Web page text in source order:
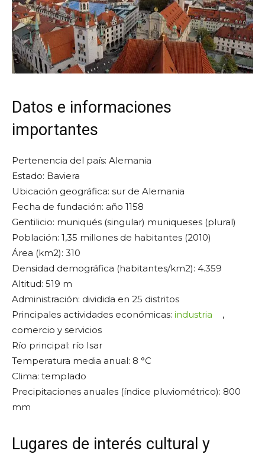
Datos e informaciones
importantes
Pertenencia del país: Alemania
Estado: Baviera
Ubicación geográfica: sur de Alemania
Fecha de fundación: año 1158
Gentilicio: muniqués (singular) muniqueses (plural)
Población: 1,35 millones de habitantes (2010)
Área (km2): 310
Densidad demográfica (habitantes/km2): 4.359
Altitud: 519 m
Administración: dividida en 25 distritos
Principales actividades económicas: industria
,
comercio y servicios
Río principal: río Isar
Temperatura media anual: 8 °C
Clima: templado
Precipitaciones anuales (índice pluviométrico): 800
mm
Lugares de interés cultural y